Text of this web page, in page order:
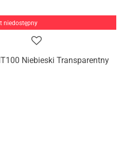
niedostępny
Niebieski Transparentny